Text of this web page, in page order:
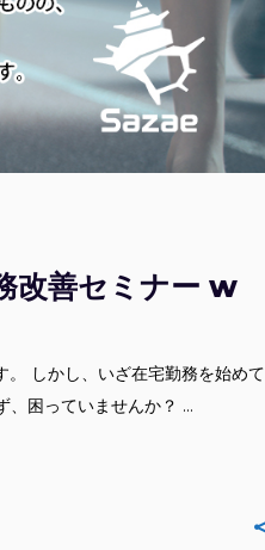
改善セミナー w
しかし、いざ在宅勤務を始めて
、困っていませんか？